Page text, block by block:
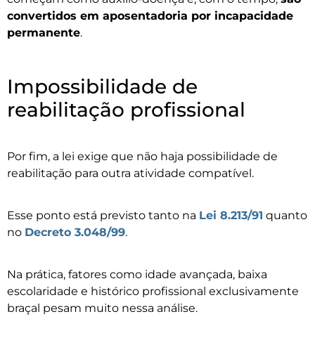
convertidos em aposentadoria por incapacidade
permanente.
Impossibilidade de
reabilitação profissional
Por fim, a lei exige que não haja possibilidade de
reabilitação para outra atividade compatível.
Esse ponto está previsto tanto na Lei 8.213/91 quanto
no Decreto 3.048/99.
Na prática, fatores como idade avançada, baixa
escolaridade e histórico profissional exclusivamente
braçal pesam muito nessa análise.